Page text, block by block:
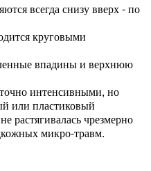
всегда снизу вверх - по
круговыми
впадины и верхнюю
интенсивными, но
или пластиковый
растягивалась чрезмерно
микро-травм.